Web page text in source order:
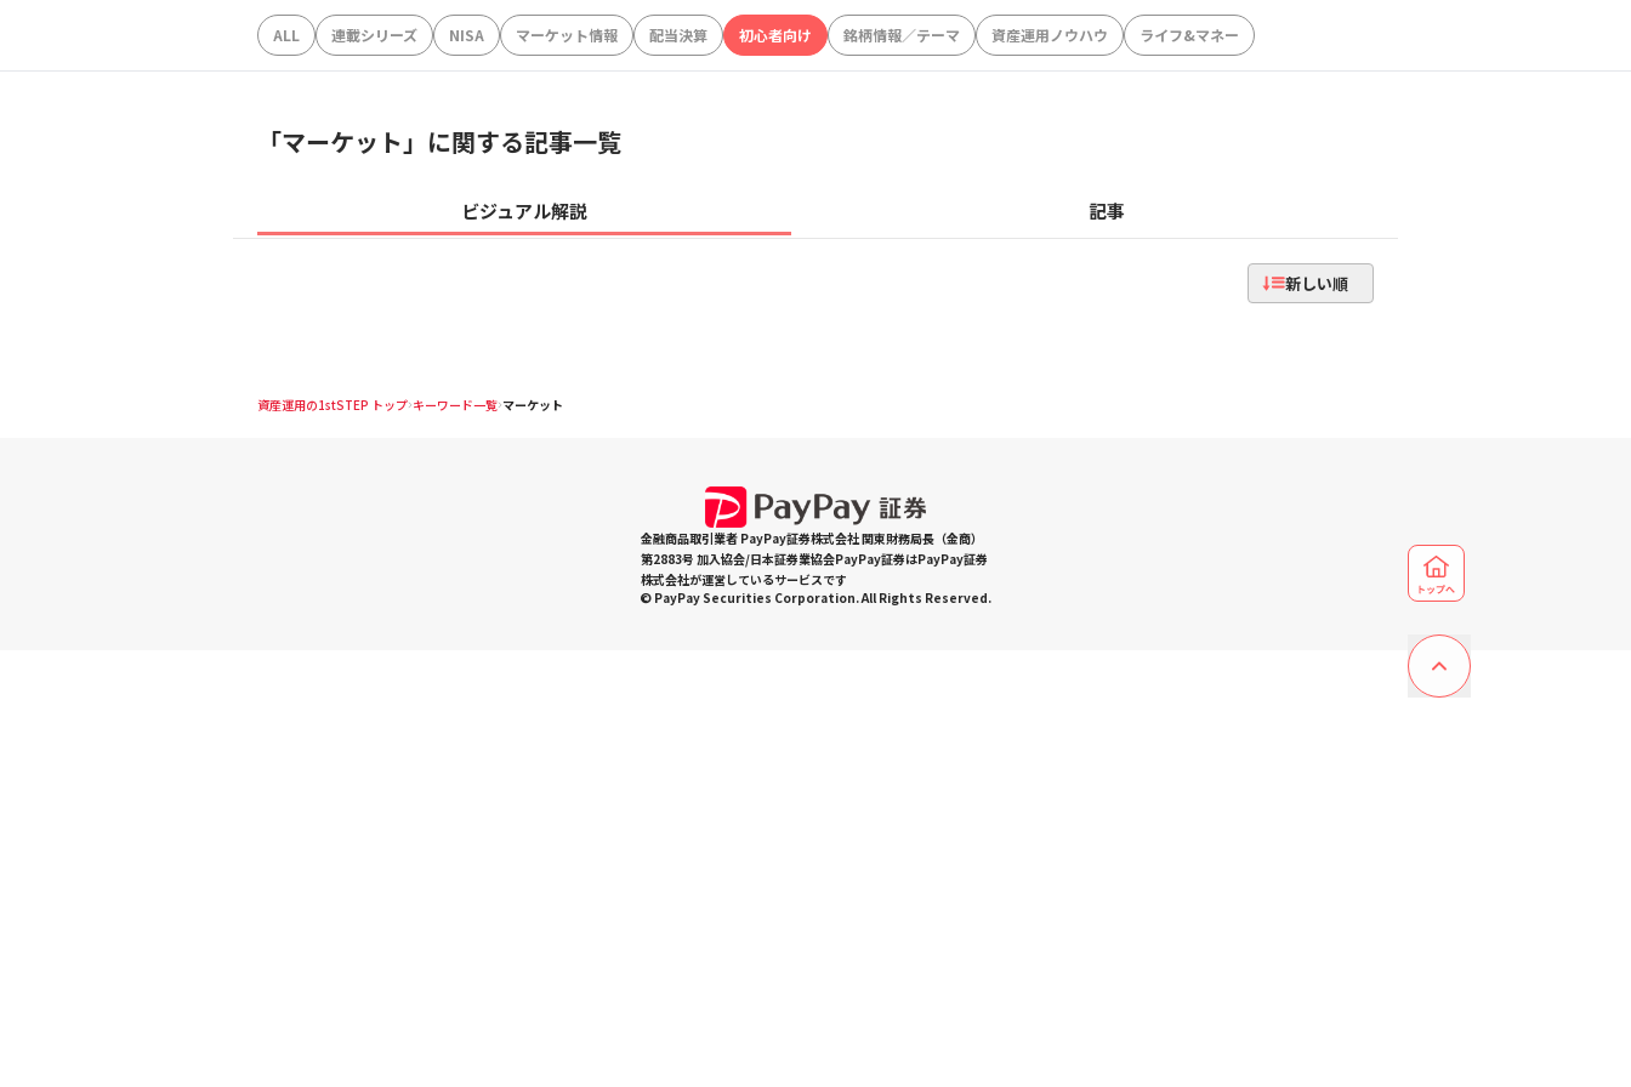
ALL 連載シリーズ NISA マーケット情報 配当決算 初心者向け 銘柄情報／テーマ 資産運用ノウハウ ライフ&マネー
「マーケット」に関する記事一覧
ビジュアル解説 記事
新しい順
資産運用の1stSTEP トップ キーワード一覧 マーケット
金融商品取引業者 PayPay証券株式会社 関東財務局長（金商）
第2883号 加入協会/日本証券業協会PayPay証券はPayPay証券
株式会社が運営しているサービスです
© PayPay Securities Corporation. All Rights Reserved.